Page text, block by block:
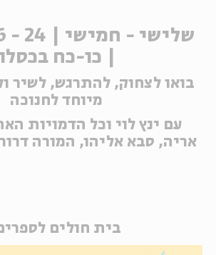
| כו-כח
בואו לצחוק, להתרגש, לשיר
מיוחד לחנוכה
עם ינץ לוי וכל הדמויות
אריה, סבא אליהו, המורה
בית חולים